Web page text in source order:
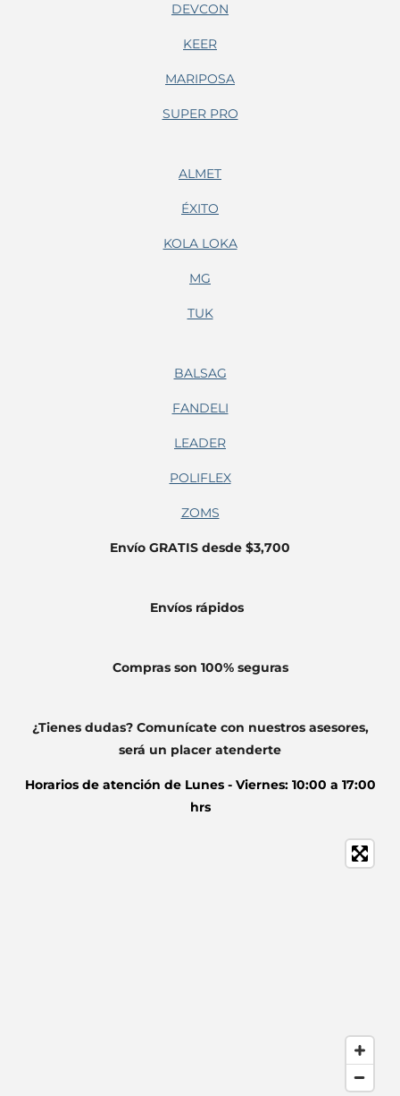
DEVCON
KEER
MARIPOSA
SUPER PRO
ALMET
ÉXITO
KOLA LOKA
MG
TUK
BALSAG
FANDELI
LEADER
POLIFLEX
ZOMS
Envío GRATIS desde $3,700
Envíos rápidos
Compras son 100% seguras
¿Tienes dudas? Comunícate con nuestros asesores,
será un placer atenderte
Horarios de atención de Lunes - Viernes: 10:00 a 17:00
hrs